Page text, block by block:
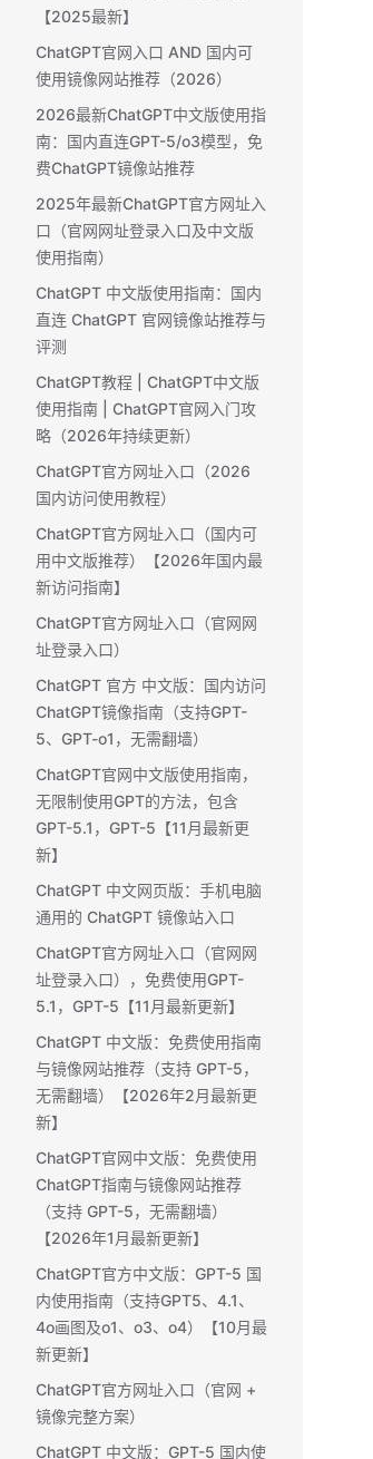
【2025最新】
ChatGPT官网入口 AND 国内可
使用镜像网站推荐（2026）
2026最新ChatGPT中文版使用指
南：国内直连GPT-5/o3模型，免
费ChatGPT镜像站推荐
2025年最新ChatGPT官方网址入
口（官网网址登录入口及中文版
使用指南）
ChatGPT 中文版使用指南：国内
直连 ChatGPT 官网镜像站推荐与
评测
ChatGPT教程 | ChatGPT中文版
使用指南 | ChatGPT官网入门攻
略（2026年持续更新）
ChatGPT官方网址入口（2026
国内访问使用教程）
ChatGPT官方网址入口（国内可
用中文版推荐）【2026年国内最
新访问指南】
ChatGPT官方网址入口（官网网
址登录入口）
ChatGPT 官方 中文版：国内访问
ChatGPT镜像指南（支持GPT-
5、GPT-o1，无需翻墙）
ChatGPT官网中文版使用指南，
无限制使用GPT的方法，包含
GPT-5.1，GPT-5【11月最新更
新】
ChatGPT 中文网页版：手机电脑
通用的 ChatGPT 镜像站入口
ChatGPT官方网址入口（官网网
址登录入口），免费使用GPT-
5.1，GPT-5【11月最新更新】
ChatGPT 中文版：免费使用指南
与镜像网站推荐（支持 GPT-5，
无需翻墙）【2026年2月最新更
新】
ChatGPT官网中文版：免费使用
ChatGPT指南与镜像网站推荐
（支持 GPT-5，无需翻墙）
【2026年1月最新更新】
ChatGPT官方中文版：GPT-5 国
内使用指南（支持GPT5、4.1、
4o画图及o1、o3、o4）【10月最
新更新】
ChatGPT官方网址入口（官网 +
镜像完整方案）
ChatGPT 中文版：GPT-5 国内使